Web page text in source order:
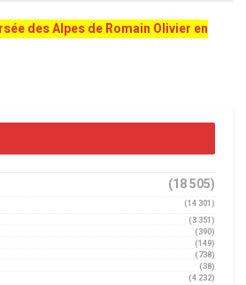
des Alpes de Romain Olivier en
(18 505)
(14 301)
(3 351)
(390)
(149)
(738)
(38)
(4 232)